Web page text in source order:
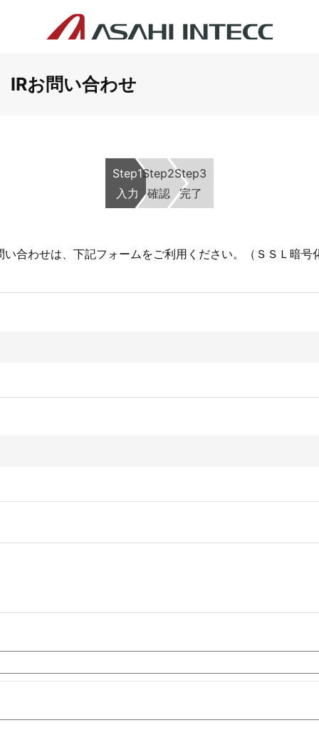
IRお問い合わせ
Step1
入力
Step2
確認
Step3
完了
い合わせは、下記フォームをご利用ください。（ＳＳＬ暗号